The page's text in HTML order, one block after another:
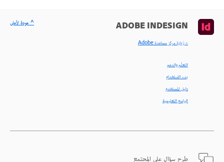
ADOBE INDESIGN
< زيارة مركز مساعدة Adobe
التعلّم والدعم
بدء الاستخدام
دليل المستخدم
البرامج التعليمية
^ عودة لأعلى